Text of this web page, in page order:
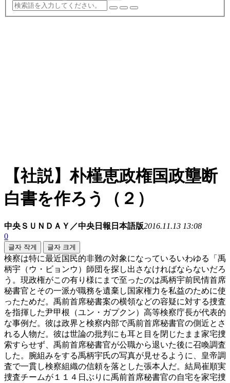
【社説】朴槿恵政権国政壟断
白書を作ろう（２）
中央ＳＵＮＤＡＹ／中央日報日本語版2016.11.13 13:08
0
글자 작게 글자 크게
検察は特に最近国民的非難の対象になっているいわゆる「禹
柄宇（ウ・ビョンウ）師団を探し出さなければならないだろ
う。現政権がこの有り様にまで至ったのは禹柄宇前民情首席
秘書官とその一派が職務を遺棄し国家権力を私益のために使
ったためだ。禹前首席秘書案の横領などの容疑に対する捜査
を指揮した尹甲根（ユン・ガプクン）高等検察庁長が代表的
な事例だ。彼は政界と検察内部で禹前首席秘書官の側近とさ
れる人物だ。彼は世論の批判にも耳と目を閉じたまま家宅捜
索すらせず、禹前首席秘書官が公職から退いた後に召喚調査
した。腕組みをする禹柄宇氏の写真が見せるように、皇帝調
査で一貫し検察組織の信頼を落とした張本人だ。結局崔順実
捜査チームが１１４日ぶりに禹前首席秘書官の自宅を家宅捜